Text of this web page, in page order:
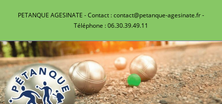
PETANQUE AGESINATE - Contact : contact@petanque-agesinate.fr -
Téléphone : 06.30.39.49.11